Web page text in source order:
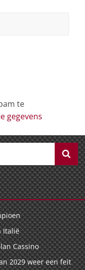
te
gegevens
Italië
Cassino
2029 weer een feit